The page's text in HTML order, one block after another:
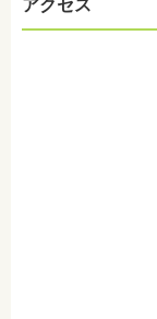
アクセス